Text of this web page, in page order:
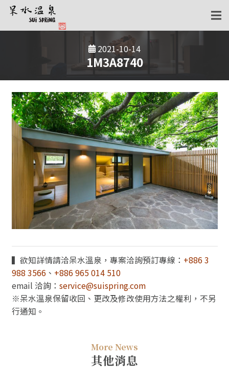
2021-10-14
1M3A8740
▍欲知詳情請洽呆水溫泉，專案洽詢預訂專線： +886 3
988 3566、 +886 965 014 510
email 洽詢： service@suispring.com
※呆水溫泉保留收回、更改及修改使用方法之權利，不另
行通知。
More News
其他消息